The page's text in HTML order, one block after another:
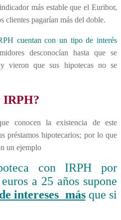
más estable que el Euribor,
clientes pagarían más del doble.
cuentan con un tipo de interés
desconocían hasta que se
vieron que sus hipotecas no se
IRPH?
conocen la existencia de este
préstamos hipotecarios; por lo que
un ejemplo
con IRPH por
a 25 años supone
intereses másque si